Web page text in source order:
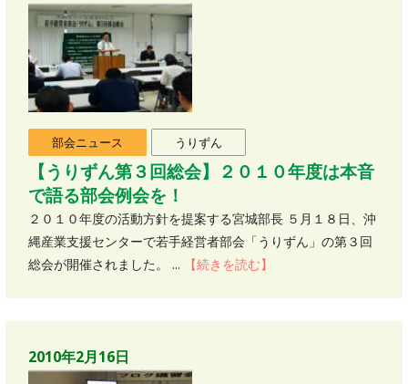
部会ニュース うりずん
【うりずん第３回総会】２０１０年度は本音
で語る部会例会を！
２０１０年度の活動方針を提案する宮城部長 ５月１８日、沖
縄産業支援センターで若手経営者部会「うりずん」の第３回
総会が開催されました。 ...
【続きを読む】
2010年2月16日